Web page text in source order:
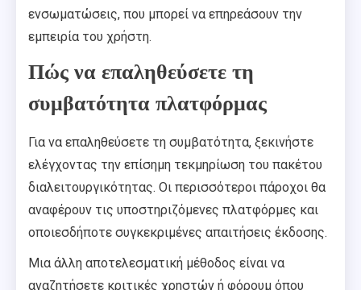
ενσωματώσεις, που μπορεί να επηρεάσουν την
εμπειρία του χρήστη.
Πώς να επαληθεύσετε τη
συμβατότητα πλατφόρμας
Για να επαληθεύσετε τη συμβατότητα, ξεκινήστε
ελέγχοντας την επίσημη τεκμηρίωση του πακέτου
διαλειτουργικότητας. Οι περισσότεροι πάροχοι θα
αναφέρουν τις υποστηριζόμενες πλατφόρμες και
οποιεσδήποτε συγκεκριμένες απαιτήσεις έκδοσης.
Μια άλλη αποτελεσματική μέθοδος είναι να
αναζητήσετε κριτικές χρηστών ή φόρουμ όπου